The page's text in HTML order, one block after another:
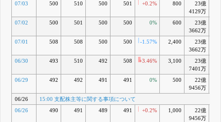
07/03 500 510 500 501 +0.2% 800
23億
4129万
07/02 500 501 500 500 0% 600
23億
3662万
07/01 508 508 500 500 -1.57% 2,400
23億
3662万
06/30 493 510 492 508 +3.46% 3,100
23億
7401万
06/29 492 492 491 491 0% 500
22億
9456万
06/26
15:00 支配株主等に関する事項について
06/26
490 491 489 491 +0.2% 1,000
22億
9456万